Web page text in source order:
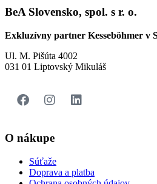
BeA Slovensko, spol. s r. o.
Exkluzívny partner Kesseböhmer v
Ul. M. Pišúta 4002
031 01 Liptovský Mikuláš
O nákupe
Súťaže
Doprava a platba